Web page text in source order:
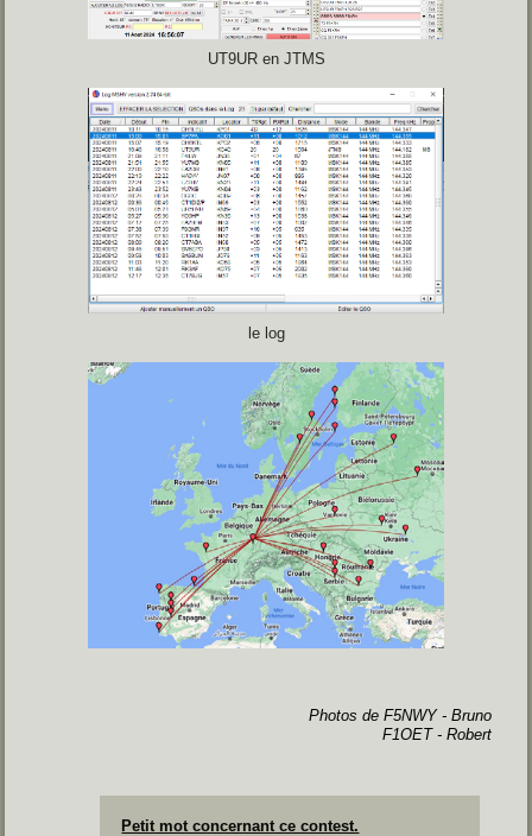
UT9UR en JTMS
le log
Photos de F5NWY - Bruno
F1OET - Robert
Petit mot concernant ce contest.